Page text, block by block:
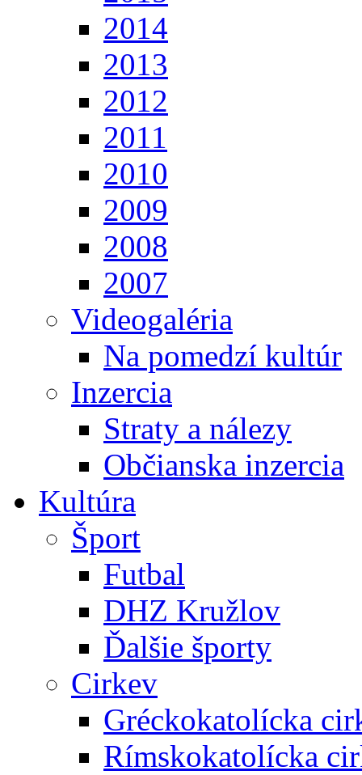
2014
2013
2012
2011
2010
2009
2008
2007
Videogaléria
Na pomedzí kultúr
Inzercia
Straty a nálezy
Občianska inzercia
Kultúra
Šport
Futbal
DHZ Kružlov
Ďalšie športy
Cirkev
Gréckokatolícka
Rímskokatolícka